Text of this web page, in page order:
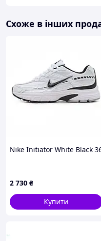
Схоже в інших
Nike Initiator White Black
2 730 ₴
Купити